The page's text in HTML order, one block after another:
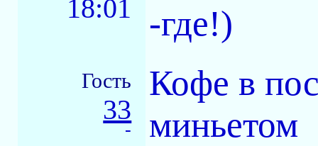
18:01
-где!)
Гость
33
-
Кофе в
миньетом